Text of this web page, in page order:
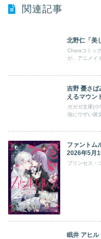
関連記事
北野仁「美
Charaコミッ
が、アニメイ
吉野 憂さば
えるマウン
ガガガ文庫(
強にウザい彼
ファントム
2026年5月
眠井 アヒル